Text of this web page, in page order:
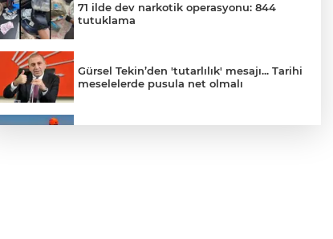
71 ilde dev narkotik operasyonu: 844
tutuklama
Gürsel Tekin’den 'tutarlılık' mesajı... Tarihi
meselelerde pusula net olmalı